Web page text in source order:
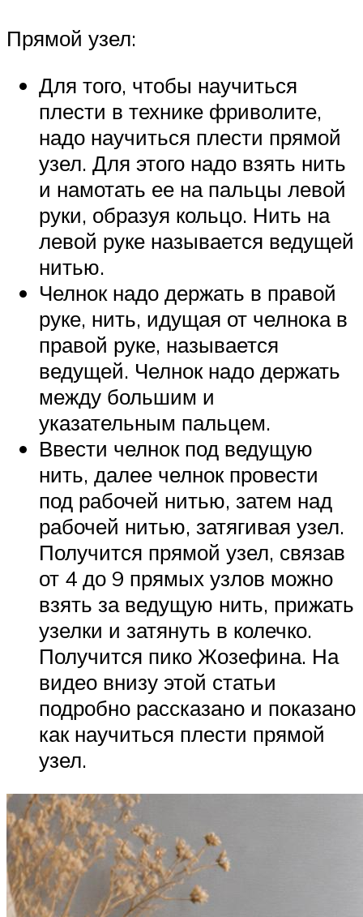
Прямой узел:
Для того, чтобы научиться
плести в технике фриволите,
надо научиться плести прямой
узел. Для этого надо взять нить
и намотать ее на пальцы левой
руки, образуя кольцо. Нить на
левой руке называется ведущей
нитью.
Челнок надо держать в правой
руке, нить, идущая от челнока в
правой руке, называется
ведущей. Челнок надо держать
между большим и
указательным пальцем.
Ввести челнок под ведущую
нить, далее челнок провести
под рабочей нитью, затем над
рабочей нитью, затягивая узел.
Получится прямой узел, связав
от 4 до 9 прямых узлов можно
взять за ведущую нить, прижать
узелки и затянуть в колечко.
Получится пико Жозефина. На
видео внизу этой статьи
подробно рассказано и показано
как научиться плести прямой
узел.